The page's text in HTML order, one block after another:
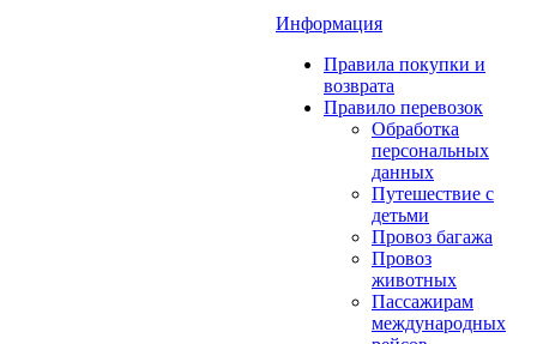
Информация
Правила покупки и
возврата
Правило перевозок
Обработка
персональных
данных
Путешествие с
детьми
Провоз багажа
Провоз
животных
Пассажирам
международных